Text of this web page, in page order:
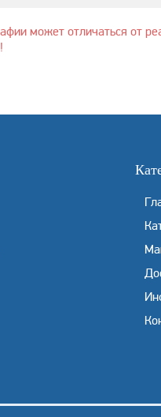
может отличаться от